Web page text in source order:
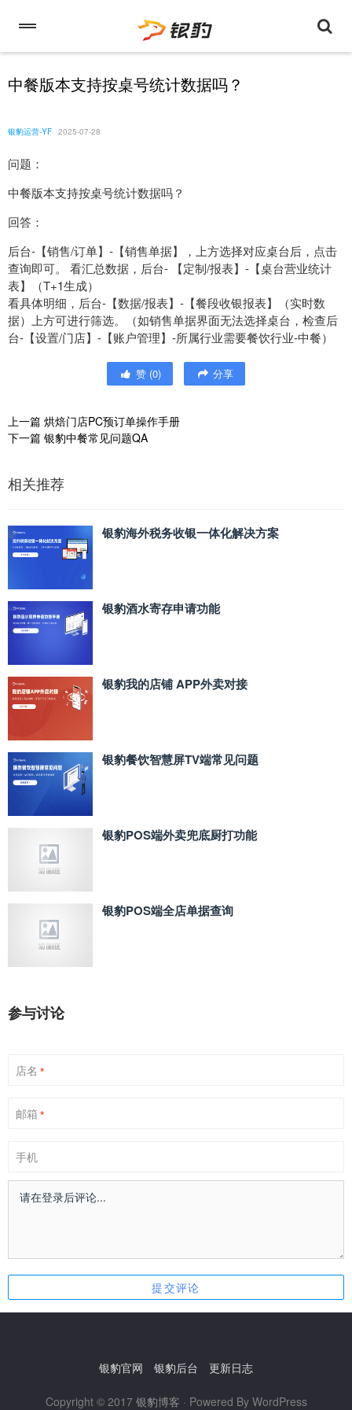
中餐版本支持按桌号统计数据吗？
银豹运营-YF 2025-07-28
问题：
中餐版本支持按桌号统计数据吗？
回答：
后台-【销售/订单】-【销售单据】，上方选择对应桌台后，点击
查询即可。 看汇总数据，后台- 【定制/报表】-【桌台营业统计
表】（T+1生成）
看具体明细，后台-【数据/报表】-【餐段收银报表】（实时数
据）上方可进行筛选。（如销售单据界面无法选择桌台，检查后
台-【设置/门店】-【账户管理】-所属行业需要餐饮行业-中餐）
赞 (0) 分享
上一篇 烘焙门店PC预订单操作手册
下一篇 银豹中餐常见问题QA
相关推荐
银豹海外税务收银一体化解决方案
银豹酒水寄存申请功能
银豹我的店铺 APP外卖对接
银豹餐饮智慧屏TV端常见问题
银豹POS端外卖兜底厨打功能
银豹POS端全店单据查询
参与讨论
店名 *
邮箱 *
手机
银豹官网 银豹后台 更新日志
Copyright © 2017 银豹博客 · Powered By WordPress